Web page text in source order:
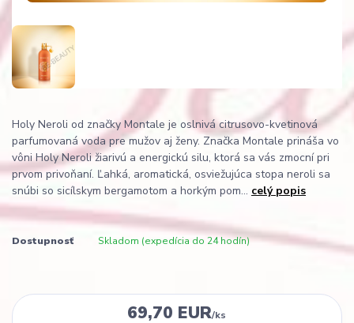
Holy Neroli od značky Montale je oslnivá citrusovo-kvetinová
parfumovaná voda pre mužov aj ženy. Značka Montale prináša vo
vôni Holy Neroli žiarivú a energickú silu, ktorá sa vás zmocní pri
prvom privoňaní. Ľahká, aromatická, osviežujúca stopa neroli sa
snúbi so sicílskym bergamotom a horkým pom... celý popis
Dostupnosť Skladom (expedícia do 24 hodín)
69,70 EUR/ks